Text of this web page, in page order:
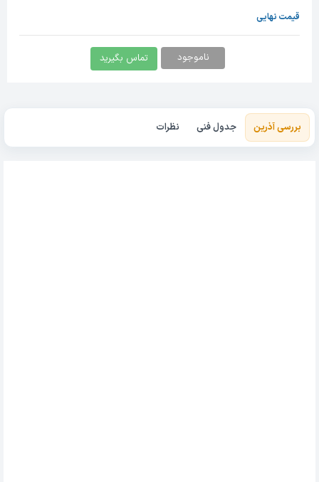
قیمت نهایی
ناموجود تماس بگیرید
بررسی آذرین جدول فنی نظرات